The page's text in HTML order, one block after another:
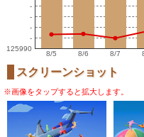
-
-
-
-
125990
8/5 8/6 8/7
スクリーンショット
※画像をタップすると拡大します。